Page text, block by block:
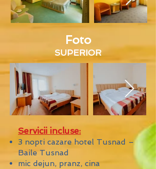
Foto
SUPERIOR
Servicii incluse:
3 nopti cazare hotel Tusnad –
Baile Tusnad
mic dejun, pranz, cina